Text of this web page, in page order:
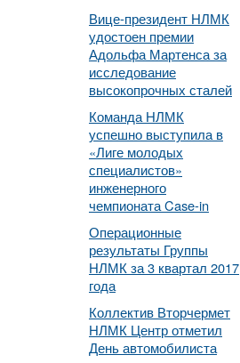
Вице-президент НЛМК
удостоен премии
Адольфа Мартенса за
исследование
высокопрочных сталей
Команда НЛМК
успешно выступила в
«Лиге молодых
специалистов»
инженерного
чемпионата Case-in
Операционные
результаты Группы
НЛМК за 3 квартал 2017
года
Коллектив Вторчермет
НЛМК Центр отметил
День автомобилиста